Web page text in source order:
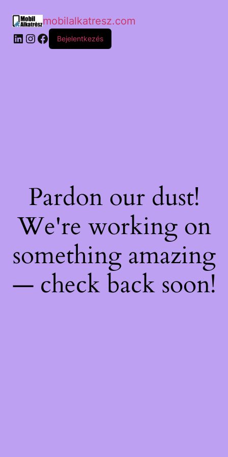
mobilalkatresz.com
Bejelentkezés
Pardon our dust!
We're working on
something amazing
— check back soon!